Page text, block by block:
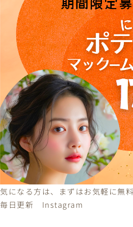
気になる方は、まずはお気軽に無
毎日更新 Instagram